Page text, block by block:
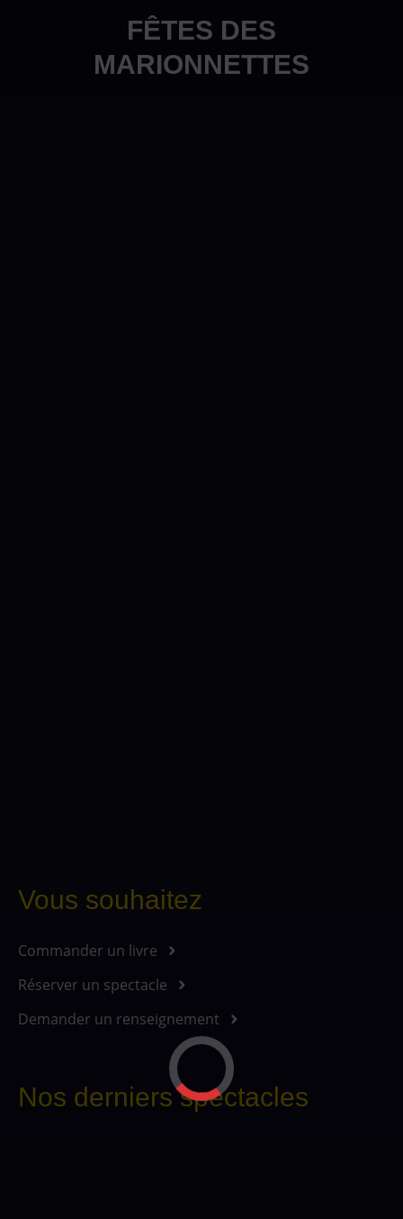
FÊTES DES
MARIONNETTES
Vous souhaitez
Commander un livre
Réserver un spectacle
Demander un renseignement
Nos derniers spectacles